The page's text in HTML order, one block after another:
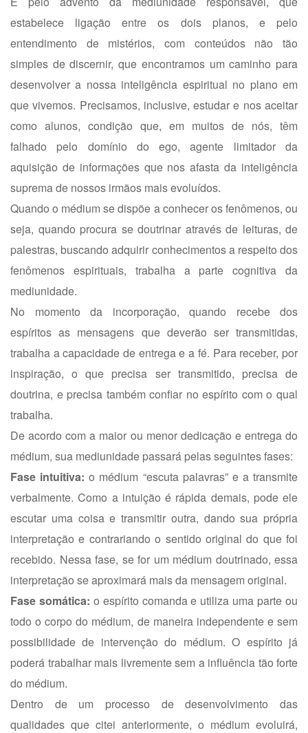
estabelece ligação entre os dois planos, e pelo
entendimento de mistérios, com conteúdos não tão
simples de discernir, que encontramos um caminho para
desenvolver a nossa inteligência espiritual no plano em
que vivemos. Precisamos, inclusive, estudar e nos aceitar
como alunos, condição que, em muitos de nós, têm
falhado pelo domínio do ego, agente limitador da
aquisição de informações que nos afasta da inteligência
suprema de nossos irmãos mais evoluídos.
Quando o médium se dispõe a conhecer os fenômenos, ou
seja, quando procura se doutrinar através de leituras, de
palestras, buscando adquirir conhecimentos a respeito dos
fenômenos espirituais, trabalha a parte cognitiva da
mediunidade.
No momento da incorporação, quando recebe dos
espíritos as mensagens que deverão ser transmitidas,
trabalha a capacidade de entrega e a fé. Para receber, por
inspiração, o que precisa ser transmitido, precisa de
doutrina, e precisa também confiar no espírito com o qual
trabalha.
De acordo com a maior ou menor dedicação e entrega do
médium, sua mediunidade passará pelas seguintes fases:
Fase intuitiva: o médium “escuta palavras” e a transmite
verbalmente. Como a intuição é rápida demais, pode ele
escutar uma coisa e transmitir outra, dando sua própria
interpretação e contrariando o sentido original do que foi
recebido. Nessa fase, se for um médium doutrinado, essa
interpretação se aproximará mais da mensagem original.
Fase somática: o espírito comanda e utiliza uma parte ou
todo o corpo do médium, de maneira independente e sem
possibilidade de intervenção do médium. O espírito já
poderá trabalhar mais livremente sem a influência tão forte
do médium.
Dentro de um processo de desenvolvimento das
qualidades que citei anteriormente, o médium evoluirá,